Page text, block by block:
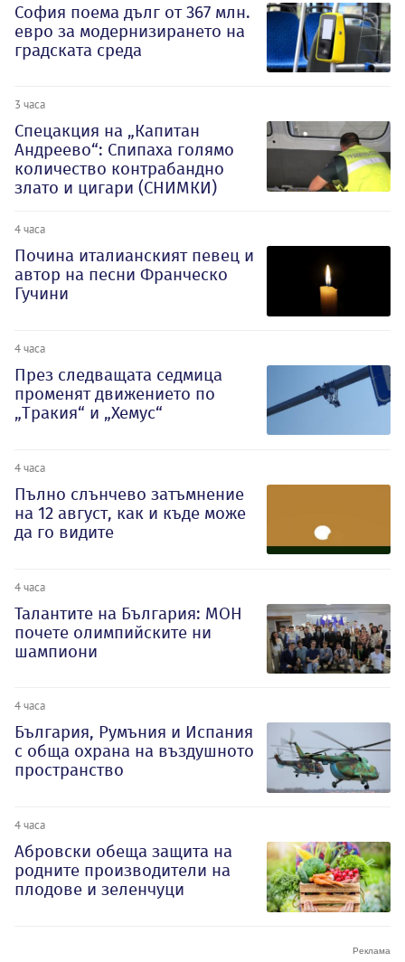
София поема дълг от 367 млн.
евро за модернизирането на
градската среда
3 часа
Спецакция на „Капитан
Андреево“: Спипаха голямо
количество контрабандно
злато и цигари (СНИМКИ)
4 часа
Почина италианският певец и
автор на песни Франческо
Гучини
4 часа
През следващата седмица
променят движението по
„Тракия“ и „Хемус“
4 часа
Пълно слънчево затъмнение
на 12 август, как и къде може
да го видите
4 часа
Талантите на България: МОН
почете олимпийските ни
шампиони
4 часа
България, Румъния и Испания
с обща охрана на въздушното
пространство
4 часа
Абровски обеща защита на
родните производители на
плодове и зеленчуци